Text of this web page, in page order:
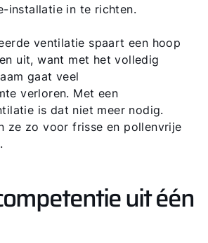
installatie in te richten.
ventilatie spaart een hoop
uit, want met het volledig
gaat veel
verloren. Met een
is dat niet meer nodig.
ze zo voor frisse en pollenvrije
uit één